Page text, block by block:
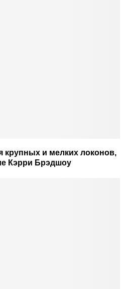
крупных и мелких локонов,
Кэрри Брэдшоу